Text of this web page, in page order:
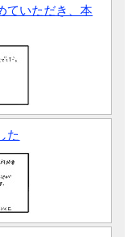
ていただき、本
た